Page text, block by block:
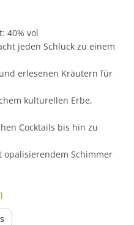
40% vol
jeden Schluck zu einem
erlesenen Kräutern für
kulturellen Erbe,
Cocktails bis hin zu
Schimmer